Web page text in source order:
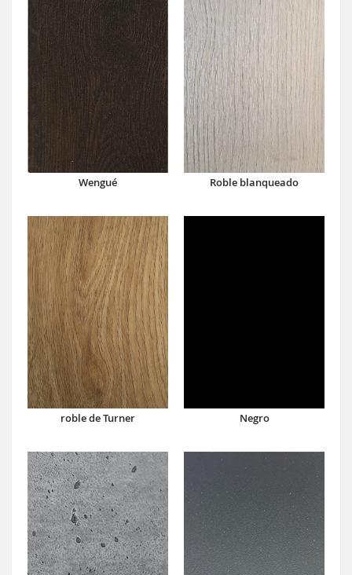
Wengué Roble blanqueado
roble de Turner Negro